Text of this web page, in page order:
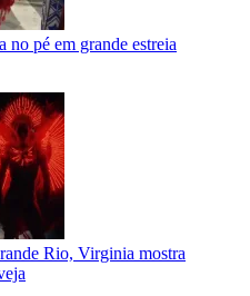
no pé em grande estreia
Rio, Virginia mostra